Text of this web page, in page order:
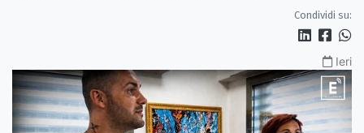
Condividi su:
Ieri